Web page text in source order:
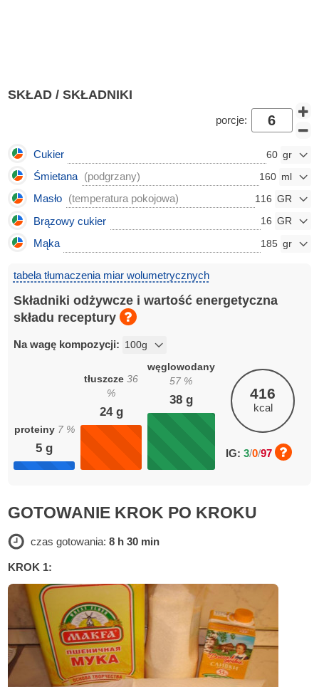
SKŁAD / SKŁADNIKI
porcje:
Cukier 60
Śmietana (podgrzany) 160
Masło (temperatura pokojowa) 116
Brązowy cukier 16
Mąka 185
tabela tłumaczenia miar wolumetrycznych
Składniki odżywcze i wartość energetyczna
składu receptury
Na wagę kompozycji:
proteiny 7%
5 g
tłuszcze 36
%
24g
węglowodany
57 %
38g 416
kcal
IG: 3/0/97
GOTOWANIE KROK PO KROKU
czas gotowania: 8 h 30 min
KROK 1: